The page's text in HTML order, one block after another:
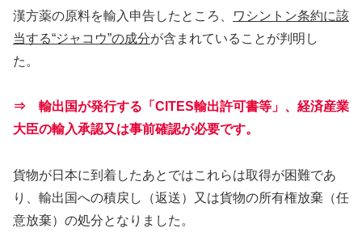
漢方薬の原料を輸入申告したところ、
ワシントン条約に該
当する“ジャコウ”の成分が含まれていることが判明し
た。
⇒ 輸出国が発行する「CITES輸出許可書等」、経済産業
大臣の輸入承認又は事前確認が必要です。
貨物が日本に到着したあとではこれらは取得が困難であ
り、輸出国への積戻し（返送）又は貨物の所有権放棄（任
意放棄）の処分となりました。